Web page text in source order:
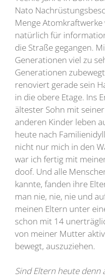
Nato
Menge
natürlich für
die Straße gegangen.
Generationen viel zu
Generationen
renoviert gerade sein
in die obere Etage. Ins
ältester Sohn mit
anderen Kinder leben
heute nach
nicht nur mich in den
war ich fertig mit
doof. Und alle
kannte, fanden ihre
man nie, nie, nie und
meinen Eltern unter
schon mit 14
von meiner Mutter
bewegt, auszuziehen.
Sind Eltern heute denn